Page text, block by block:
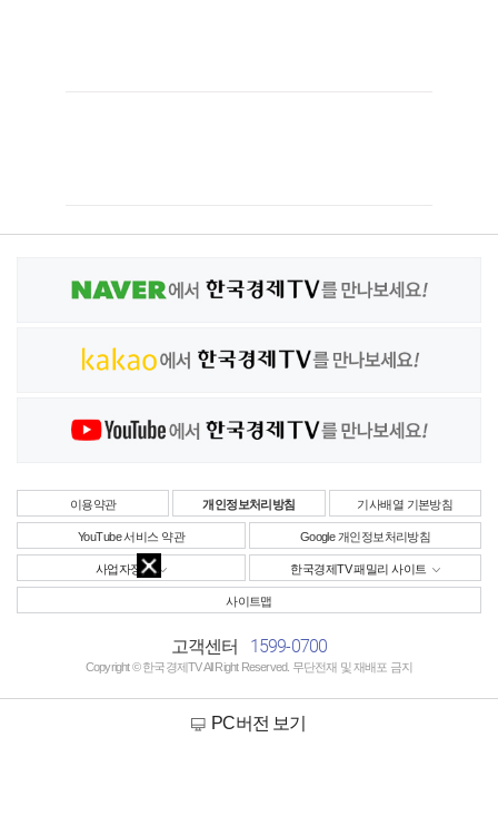
이용약관 개인정보처리방침 기사배열 기본방침
YouTube 서비스 약관 Google 개인정보처리방침
사업자정보 한국경제TV 패밀리 사이트
사이트맵
고객센터 1599-0700
Copyright © 한국경제TV All Right Reserved. 무단전재 및 재배포 금지
PC버전 보기